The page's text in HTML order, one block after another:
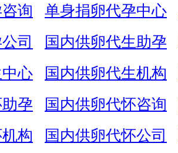
询
单身捐卵代孕中心
司
国内供卵代生助孕
心
国内供卵代生机构
孕
国内供卵代怀咨询
构
国内供卵代怀公司